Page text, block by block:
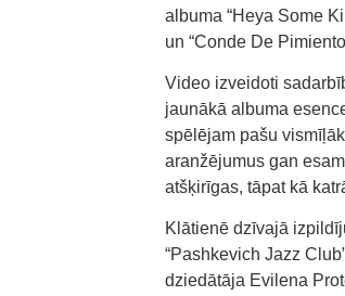
albuma “Heya Some
un “Conde De
Video izveidoti
jaunākā albuma
spēlējam pašu
aranžējumus gan
atšķirīgas, tāpat kā
Klātienē dzīvajā
“Pashkevich Jazz
dziedātāja Evilena